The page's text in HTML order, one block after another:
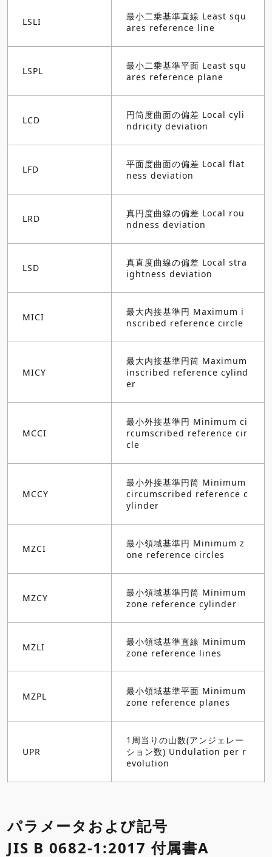
LSLI
最小二乗基準直線 Least squ
ares reference line
LSPL
最小二乗基準平面 Least squ
ares reference plane
LCD
円筒度曲面の偏差 Local cyli
ndricity deviation
LFD
平面度曲面の偏差 Local flat
ness deviation
LRD
真円度曲線の偏差 Local rou
ndness deviation
LSD
真直度曲線の偏差 Local stra
ightness deviation
MICI
最大内接基準円 Maximum i
nscribed reference circle
MICY
最大内接基準円筒 Maximum
inscribed reference cylind
er
MCCI
最小外接基準円 Minimum ci
rcumscribed reference cir
cle
MCCY
最小外接基準円筒 Minimum
circumscribed reference c
ylinder
MZCI
最小領域基準円 Minimum z
one reference circles
MZCY
最小領域基準円筒 Minimum
zone reference cylinder
MZLI
最小領域基準直線 Minimum
zone reference lines
MZPL
最小領域基準平面 Minimum
zone reference planes
UPR
1周当りの山数(アンジェレー
ション数) Undulation per r
evolution
パラメータおよび記号
JIS B 0682-1:2017 付属書A